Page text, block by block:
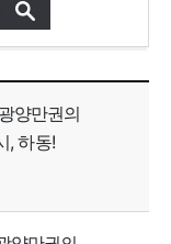
양만권의
, 하동!